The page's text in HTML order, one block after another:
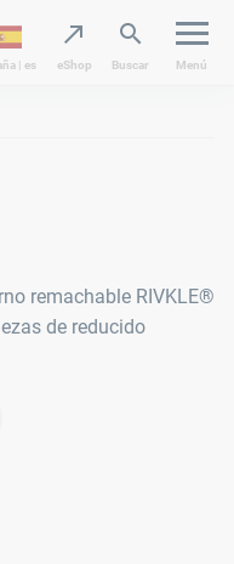
| es eShop Buscar Menú
remachable RIVKLE®
de reducido